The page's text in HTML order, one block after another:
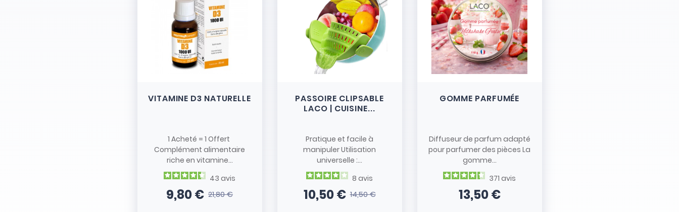
VITAMINE D3 NATURELLE
1 Acheté = 1 Offert
Complément alimentaire
riche en vitamine...
43 avis
Prix
9,80 €Prix de base
21,80 €
PASSOIRE CLIPSABLE
LACO | CUISINE...
Pratique et facile à
manipuler Utilisation
universelle :...
8 avis
Prix
10,50 €Prix de base
14,50 €
GOMME PARFUMÉE
Diffuseur de parfum adapté
pour parfumer des pièces La
gomme...
371 avis
Prix
13,50 €